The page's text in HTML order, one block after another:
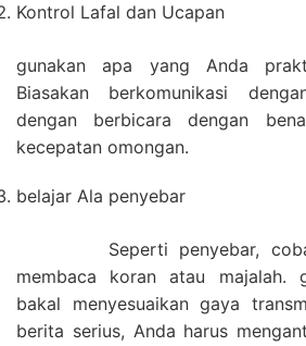
Kontrol Lafal dan Ucapan
gunakan apa yang Anda
Biasakan berkomunikasi
dengan berbicara dengan
kecepatan omongan.
belajar Ala penyebar
Seperti penyebar,
membaca koran atau majalah.
bakal menyesuaikan gaya
berita serius, Anda harus